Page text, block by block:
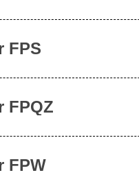
FPS
FPQZ
FPW